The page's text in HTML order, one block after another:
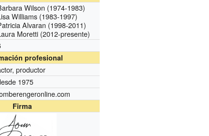
Wilson (1974-1983)
Williams (1983-1997)
Alvaran (1998-2011)
Moretti (2012-presente)
profesional
productor
1975
Firma